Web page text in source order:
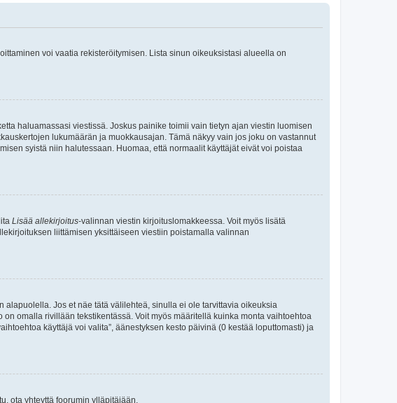
voi vaatia rekisteröitymisen. Lista sinun oikeuksistasi alueella on
haluamassasi viestissä. Joskus painike toimii vain tietyn ajan viestin luomisen
lukumäärän ja muokkausajan. Tämä näkyy vain jos joku on vastannut
syistä niin halutessaan. Huomaa, että normaalit käyttäjät eivät voi poistaa
Lisää allekirjoitus-valinnan viestin kirjoituslomakkeessa. Voit myös lisätä
liittämisen yksittäiseen viestiin poistamalla valinnan
Jos et näe tätä välilehteä, sinulla ei ole tarvittavia oikeuksia
omalla rivillään tekstikentässä. Voit myös määritellä kuinka monta vaihtoehtoa
käyttäjä voi valita”, äänestyksen kesto päivinä (0 kestää loputtomasti) ja
ota yhteyttä foorumin ylläpitäjään.